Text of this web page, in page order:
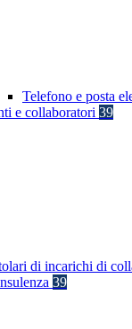
Telefono e posta
e collaboratori 39
di incarichi di
39